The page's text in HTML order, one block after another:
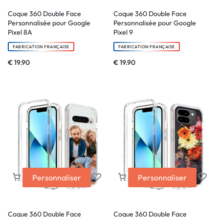
Coque 360 Double Face
Personnalisée pour Google
Pixel 8A
FABRICATION FRANÇAISE
€19.90
Coque 360 Double Face
Personnalisée pour Google
Pixel 9
FABRICATION FRANÇAISE
€19.90
Personnaliser
Coque 360 Double Face
Personnaliser
Coque 360 Double Face